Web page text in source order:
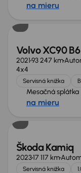
na mieru
Volvo XC90
202193 247 km
4x4
Servisná knižka
Mesačná splátka
na mieru
Zlacnené o 400 €
Škoda Kamiq
202317 117 km
Servisná knižka